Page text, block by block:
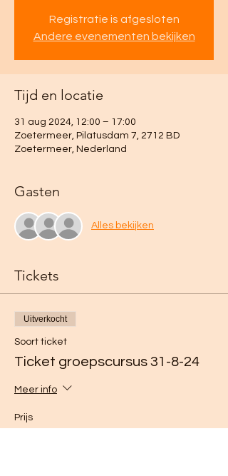
Registratie is afgesloten
Andere evenementen bekijken
Tijd en locatie
31 aug 2024, 12:00 – 17:00
Zoetermeer, Pilatusdam 7, 2712 BD
Zoetermeer, Nederland
Gasten
Alles bekijken
Tickets
Uitverkocht
Soort ticket
Ticket groepscursus 31-8-24
Meer info
Prijs